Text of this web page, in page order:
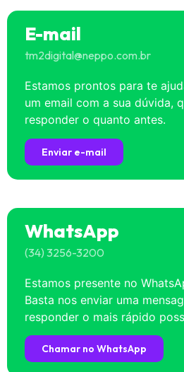
E-mail
tm2digital@neppo.com.br
Estamos prontos para te
um email com a sua dúvida,
responder o quanto antes.
Enviar e-mail
WhatsApp
(34) 3256-3200
Estamos presente no
Basta nos enviar uma
responder o mais rápido
Chamar no WhatsApp